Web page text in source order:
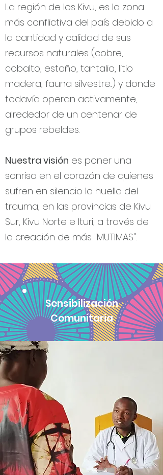
La región de los Kivu, es la zona
más conflictiva del país debido a
la cantidad y calidad de sus
recursos naturales (cobre,
cobalto, estaño, tantalio, litio
madera, fauna silvestre...) y donde
todavía operan activamente,
alrededor de un centenar de
grupos rebeldes.
Nuestra visión es poner una
sonrisa en el corazón de quienes
sufren en silencio la huella del
trauma, en las provincias de Kivu
Sur, Kivu Norte e Ituri, a través de
la creación de más "MUTIMAS".
Sensibilización
Comunitaria